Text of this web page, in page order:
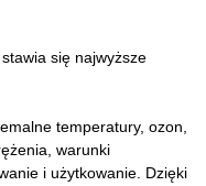
się najwyższe
temperatury, ozon,
warunki
i użytkowanie. Dzięki